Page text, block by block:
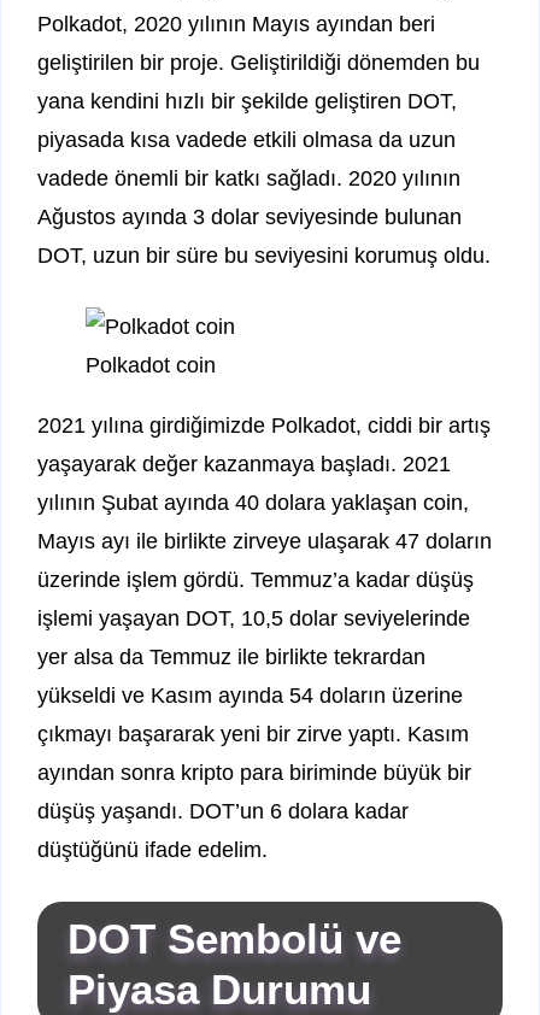
Polkadot, 2020 yılının Mayıs ayından beri
geliştirilen bir proje. Geliştirildiği dönemden bu
yana kendini hızlı bir şekilde geliştiren DOT,
piyasada kısa vadede etkili olmasa da uzun
vadede önemli bir katkı sağladı. 2020 yılının
Ağustos ayında 3 dolar seviyesinde bulunan
DOT, uzun bir süre bu seviyesini korumuş oldu.
Polkadot coin
2021 yılına girdiğimizde Polkadot, ciddi bir artış
yaşayarak değer kazanmaya başladı. 2021
yılının Şubat ayında 40 dolara yaklaşan coin,
Mayıs ayı ile birlikte zirveye ulaşarak 47 doların
üzerinde işlem gördü. Temmuz’a kadar düşüş
işlemi yaşayan DOT, 10,5 dolar seviyelerinde
yer alsa da Temmuz ile birlikte tekrardan
yükseldi ve Kasım ayında 54 doların üzerine
çıkmayı başararak yeni bir zirve yaptı. Kasım
ayından sonra kripto para biriminde büyük bir
düşüş yaşandı. DOT’un 6 dolara kadar
düştüğünü ifade edelim.
DOT Sembolü ve
Piyasa Durumu